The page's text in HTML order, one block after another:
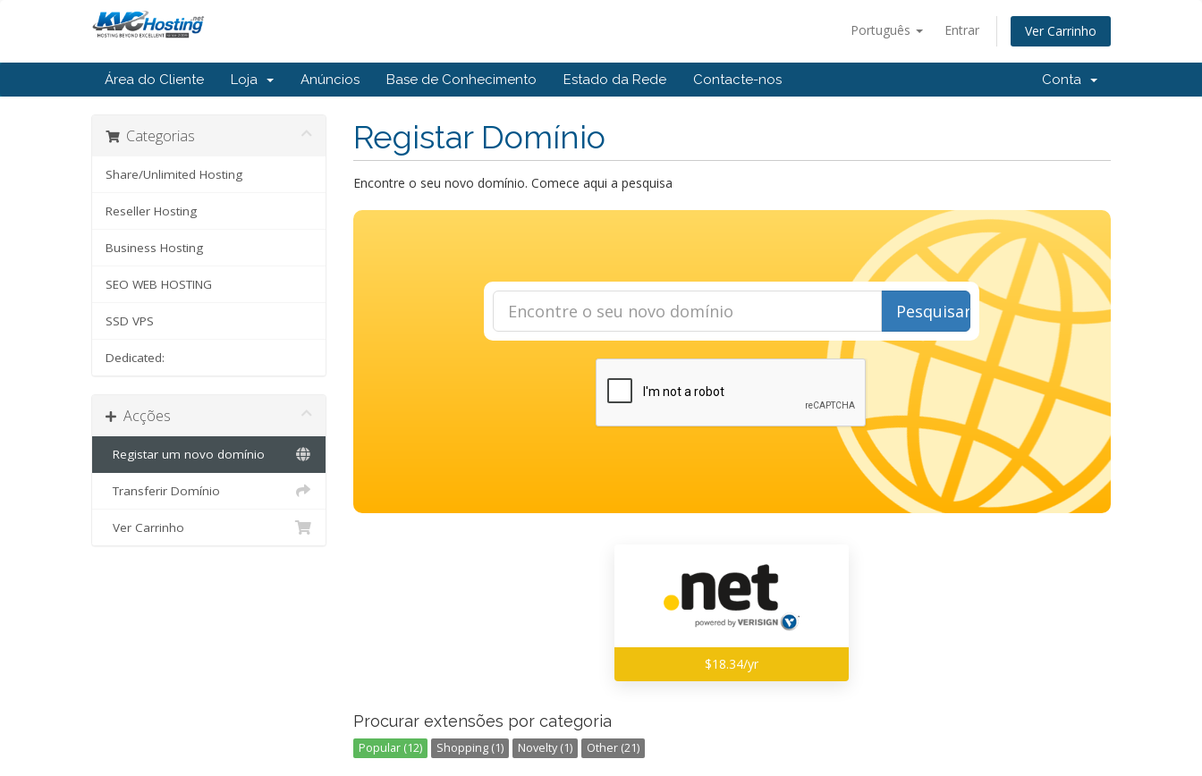
Português Entrar Ver Carrinho
Área do Cliente Loja Anúncios Base de Conhecimento Estado da Rede Contacte-nos Conta
Categorias
Share/Unlimited Hosting
Reseller Hosting
Business Hosting
SEO WEB HOSTING
SSD VPS
Dedicated:
Acções
Registar um novo domínio
Transferir Domínio
Ver Carrinho
Registar Domínio
Encontre o seu novo domínio. Comece aqui a pesquisa
Pesquisar
$18.34/yr
Procurar extensões por categoria
Popular (12) Shopping (1) Novelty (1) Other (21)